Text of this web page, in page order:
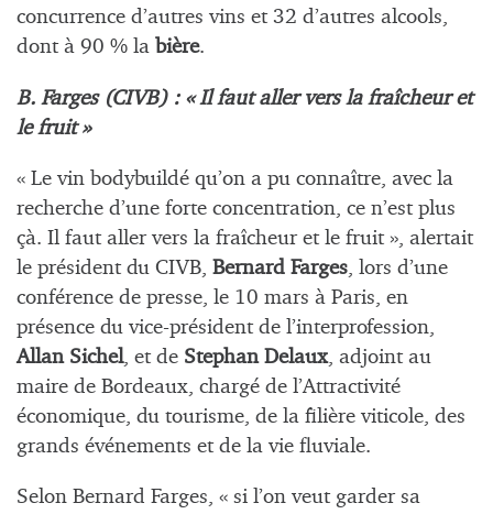
concurrence d’autres vins et 32 d’autres alcools,
dont à 90 % la bière.
B. Farges (CIVB) : « Il faut aller vers la fraîcheur et
le fruit »
« Le vin bodybuildé qu’on a pu connaître, avec la
recherche d’une forte concentration, ce n’est plus
çà. Il faut aller vers la fraîcheur et le fruit », alertait
le président du CIVB, Bernard Farges , lors d’une
conférence de presse, le 10 mars à Paris, en
présence du vice-président de l’interprofession,
Allan Sichel, et de Stephan Delaux, adjoint au
maire de Bordeaux, chargé de l’Attractivité
économique, du tourisme, de la filière viticole, des
grands événements et de la vie fluviale.
Selon Bernard Farges, « si l’on veut garder sa